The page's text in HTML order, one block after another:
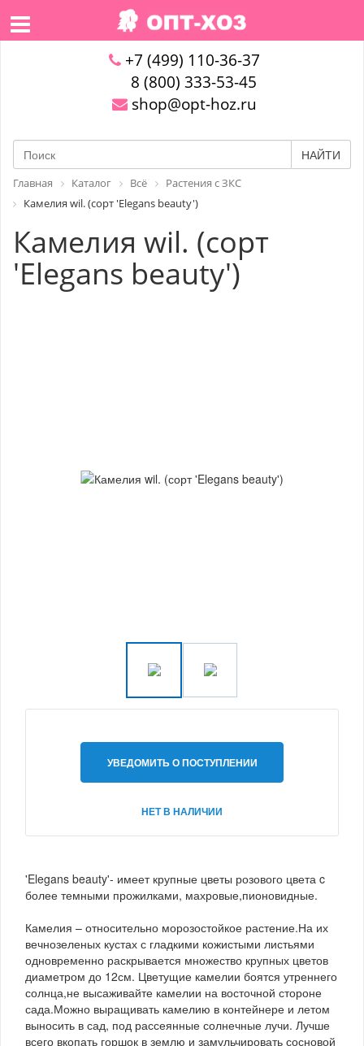
+7 (499) 110-36-37
8 (800) 333-53-45
shop@opt-hoz.ru
НАЙТИ
Главная Каталог Всё
Растения с ЗКС
Камелия wil. (сорт 'Elegans beauty')
Камелия wil. (сорт
'Elegans beauty')
УВЕДОМИТЬ О ПОСТУПЛЕНИИ
НЕТ В НАЛИЧИИ
'Elegans beauty'- имеет крупные цветы розового цвета c
более темными прожилками, махровые,пионовидные.
Камелия – относительно морозостойкое растение.На их
вечнозеленых кустах с гладкими кожистыми листьями
одновременно раскрывается множество крупных цветов
диаметром до 12см. Цветущие камелии боятся утреннего
солнца,не высаживайте камелии на восточной стороне
сада.Можно выращивать камелию в контейнере и летом
выносить в сад, под рассеянные солнечные лучи. Лучше
всего вкопать горшок в землю и замульчировать сосновой